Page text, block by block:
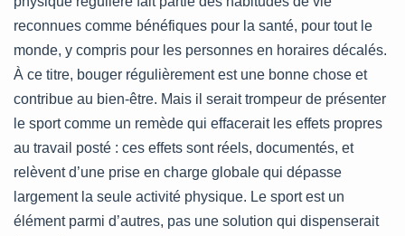
reconnues comme bénéfiques pour la santé, pour tout le
monde, y compris pour les personnes en horaires décalés.
À ce titre, bouger régulièrement est une bonne chose et
contribue au bien-être. Mais il serait trompeur de présenter
le sport comme un remède qui effacerait les effets propres
au travail posté : ces effets sont réels, documentés, et
relèvent d’une prise en charge globale qui dépasse
largement la seule activité physique. Le sport est un
élément parmi d’autres, pas une solution qui dispenserait